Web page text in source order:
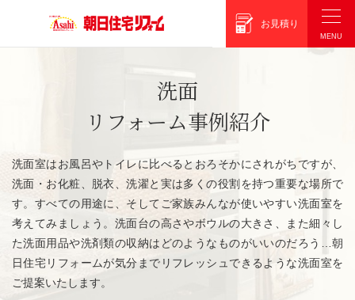
お見積り
洗面
リフォーム事例紹介
洗面室はお風呂やトイレに比べるとおろそかにされがちですが、
洗面・お化粧、脱衣、洗濯と実は多くの役割を持つ重要な場所で
す。すべての用途に、そしてご家族みんなが使いやすい洗面室を
考えてみましょう。洗面台の高さやボウルの大きさ、また細々し
た洗面用品や洗剤類の収納はどのようなものがいいのだろう…朝
日住宅リフォームが気分までリフレッシュできるような洗面室を
ご提案いたします。